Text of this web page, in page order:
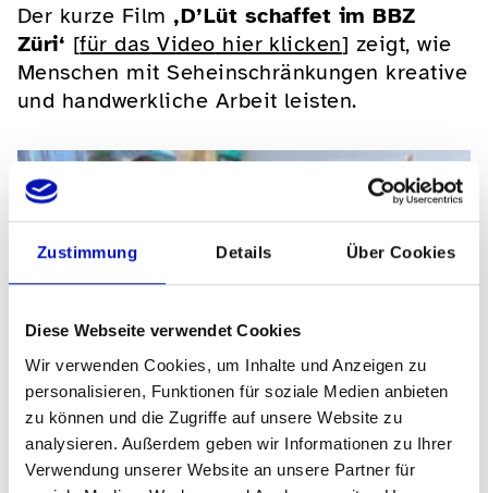
Zustimmung Details Über Cookies
Diese Webseite verwendet Cookies
Wir verwenden Cookies, um Inhalte und Anzeigen zu
personalisieren, Funktionen für soziale Medien anbieten
zu können und die Zugriffe auf unsere Website zu
analysieren. Außerdem geben wir Informationen zu Ihrer
Verwendung unserer Website an unsere Partner für
Der kurze Film‚D’Lüt schaffet im BBZ
Züri‘ [für das Video hier klicken] zeigt, wie
Menschen mit Seheinschränkungen kreative
und handwerkliche Arbeit leisten.